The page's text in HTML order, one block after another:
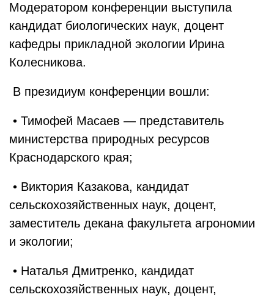
Модератором конференции выступила
кандидат биологических наук, доцент
кафедры прикладной экологии Ирина
Колесникова.
В президиум конференции вошли:
• Тимофей Масаев — представитель
министерства природных ресурсов
Краснодарского края;
• Виктория Казакова, кандидат
сельскохозяйственных наук, доцент,
заместитель декана факультета агрономии
и экологии;
• Наталья Дмитренко, кандидат
сельскохозяйственных наук, доцент,